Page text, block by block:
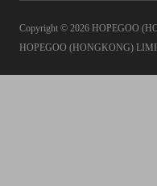
Copyright © 2026 HOPEGOO
HOPEGOO (HONGKONG)